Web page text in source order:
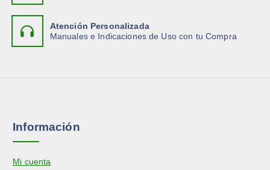
Atención Personalizada
Manuales e Indicaciones de Uso con tu Compra
Información
Mi cuenta